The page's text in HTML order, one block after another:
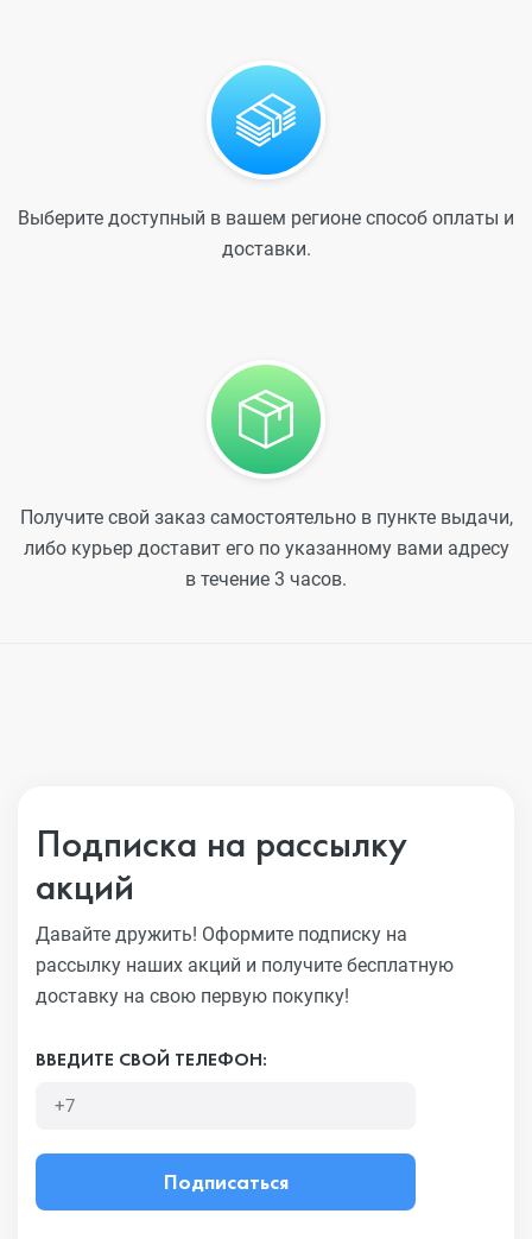
Выберите доступный в вашем регионе способ оплаты и
доставки.
Получите свой заказ самостоятельно в пункте выдачи,
либо курьер доставит его по указанному вами адресу
в течение 3 часов.
Подписка на рассылку
акций
Давайте дружить! Оформите подписку на
рассылку наших акций и получите бесплатную
доставку на свою первую покупку!
ВВЕДИТЕ СВОЙ ТЕЛЕФОН:
Подписаться